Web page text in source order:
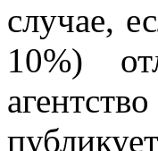
случае,
10%)